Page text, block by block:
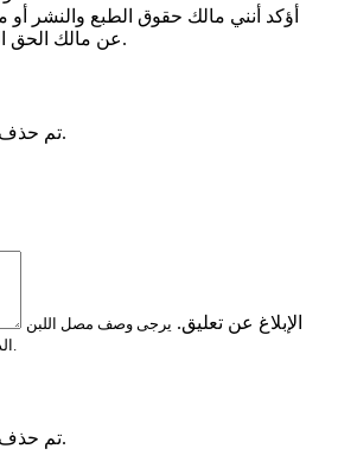
أؤكد أنني مالك حقوق الطبع والنشر
عن مالك الحق الحصري المزعوم انتهاكه.
تم حذف تقرير التعليق بنجاح.
الإبلاغ عن تعليق. يرجى وصف مصل اللبن
الذي تريد الإبلاغ عن هذا التعليق.
تم حذف تقرير التعليق بنجاح.